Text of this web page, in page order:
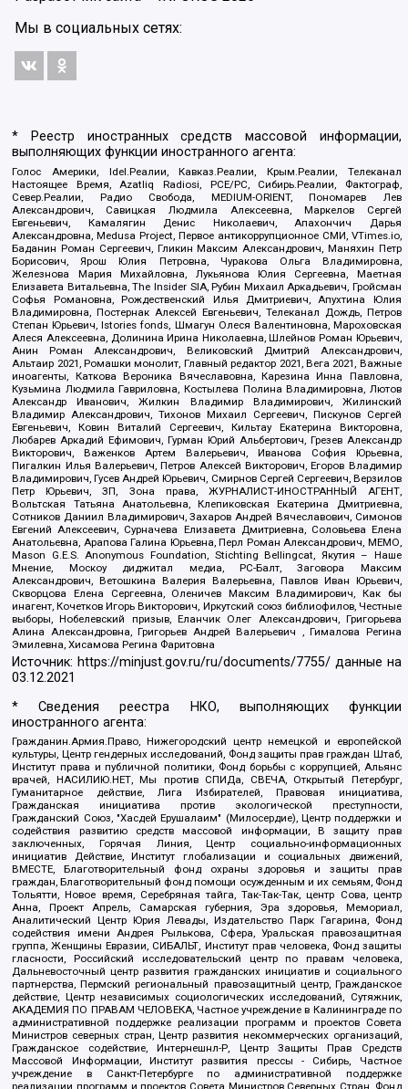
Мы в социальных сетях:
* Реестр иностранных средств массовой информации,
выполняющих функции иностранного агента:
Голос Америки, Idel.Реалии, Кавказ.Реалии, Крым.Реалии, Телеканал
Настоящее Время, Azatliq Radiosi, PCE/PC, Сибирь.Реалии, Фактограф,
Север.Реалии, Радио Свобода, MEDIUM-ORIENT, Пономарев Лев
Александрович, Савицкая Людмила Алексеевна, Маркелов Сергей
Евгеньевич, Камалягин Денис Николаевич, Апахончич Дарья
Александровна, Medusa Project, Первое антикоррупционное СМИ, VTimes.io,
Баданин Роман Сергеевич, Гликин Максим Александрович, Маняхин Петр
Борисович, Ярош Юлия Петровна, Чуракова Ольга Владимировна,
Железнова Мария Михайловна, Лукьянова Юлия Сергеевна, Маетная
Елизавета Витальевна, The Insider SIA, Рубин Михаил Аркадьевич, Гройсман
Софья Романовна, Рождественский Илья Дмитриевич, Апухтина Юлия
Владимировна, Постернак Алексей Евгеньевич, Телеканал Дождь, Петров
Степан Юрьевич, Istories fonds, Шмагун Олеся Валентиновна, Мароховская
Алеся Алексеевна, Долинина Ирина Николаевна, Шлейнов Роман Юрьевич,
Анин Роман Александрович, Великовский Дмитрий Александрович,
Альтаир 2021, Ромашки монолит, Главный редактор 2021, Вега 2021, Важные
иноагенты, Каткова Вероника Вячеславовна, Карезина Инна Павловна,
Кузьмина Людмила Гавриловна, Костылева Полина Владимировна, Лютов
Александр Иванович, Жилкин Владимир Владимирович, Жилинский
Владимир Александрович, Тихонов Михаил Сергеевич, Пискунов Сергей
Евгеньевич, Ковин Виталий Сергеевич, Кильтау Екатерина Викторовна,
Любарев Аркадий Ефимович, Гурман Юрий Альбертович, Грезев Александр
Викторович, Важенков Артем Валерьевич, Иванова София Юрьевна,
Пигалкин Илья Валерьевич, Петров Алексей Викторович, Егоров Владимир
Владимирович, Гусев Андрей Юрьевич, Смирнов Сергей Сергеевич, Верзилов
Петр Юрьевич, ЗП, Зона права, ЖУРНАЛИСТ-ИНОСТРАННЫЙ АГЕНТ,
Вольтская Татьяна Анатольевна, Клепиковская Екатерина Дмитриевна,
Сотников Даниил Владимирович, Захаров Андрей Вячеславович, Симонов
Евгений Алексеевич, Сурначева Елизавета Дмитриевна, Соловьева Елена
Анатольевна, Арапова Галина Юрьевна, Перл Роман Александрович, МЕМО,
Mason G.E.S. Anonymous Foundation, Stichting Bellingcat, Якутия – Наше
Мнение, Москоу диджитал медиа, РС-Балт, Заговора Максим
Александрович, Ветошкина Валерия Валерьевна, Павлов Иван Юрьевич,
Скворцова Елена Сергеевна, Оленичев Максим Владимирович, Как бы
инагент, Кочетков Игорь Викторович, Иркутский союз библиофилов, Честные
выборы, Нобелевский призыв, Еланчик Олег Александрович, Григорьева
Алина Александровна, Григорьев Андрей Валерьевич , Гималова Регина
Эмилевна, Хисамова Регина Фаритовна
Источник: https://minjust.gov.ru/ru/documents/7755/ данные на
03.12.2021
* Сведения реестра НКО, выполняющих функции
иностранного агента:
Гражданин.Армия.Право, Нижегородский центр немецкой и европейской
культуры, Центр гендерных исследований, Фонд защиты прав граждан Штаб,
Институт права и публичной политики, Фонд борьбы с коррупцией, Альянс
врачей, НАСИЛИЮ.НЕТ, Мы против СПИДа, СВЕЧА, Открытый Петербург,
Гуманитарное действие, Лига Избирателей, Правовая инициатива,
Гражданская инициатива против экологической преступности,
Гражданский Союз, "Хасдей Ерушалаим" (Милосердие), Центр поддержки и
содействия развитию средств массовой информации, В защиту прав
заключенных, Горячая Линия, Центр социально-информационных
инициатив Действие, Институт глобализации и социальных движений,
ВМЕСТЕ, Благотворительный фонд охраны здоровья и защиты прав
граждан, Благотворительный фонд помощи осужденным и их семьям, Фонд
Тольятти, Новое время, Серебряная тайга, Так-Так-Так, центр Сова, центр
Анна, Проект Апрель, Самарская губерния, Эра здоровья, Мемориал,
Аналитический Центр Юрия Левады, Издательство Парк Гагарина, Фонд
содействия имени Андрея Рылькова, Сфера, Уральская правозащитная
группа, Женщины Евразии, СИБАЛЬТ, Институт прав человека, Фонд защиты
гласности, Российский исследовательский центр по правам человека,
Дальневосточный центр развития гражданских инициатив и социального
партнерства, Пермский региональный правозащитный центр, Гражданское
действие, Центр независимых социологических исследований, Сутяжник,
АКАДЕМИЯ ПО ПРАВАМ ЧЕЛОВЕКА, Частное учреждение в Калининграде по
административной поддержке реализации программ и проектов Совета
Министров северных стран, Центр развития некоммерческих организаций,
Гражданское содействие, Интернешнл-Р, Центр Защиты Прав Средств
Массовой Информации, Институт развития прессы - Сибирь, Частное
учреждение в Санкт-Петербурге по административной поддержке